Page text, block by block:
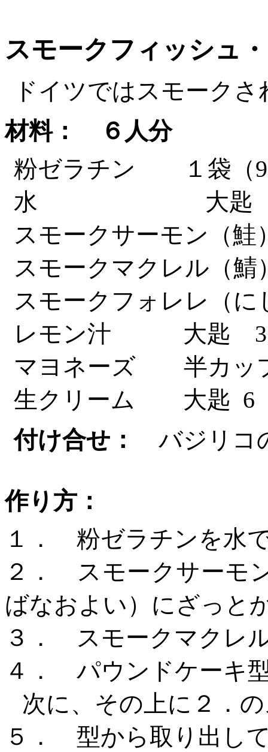
スモークフィッシュ
ドイツではスモーク
材料： ６人分
粉ゼラチン １袋（
水 大
スモークサーモン
スモークマクレル
スモークフォレレ
レモン汁 大匙 3
マヨネーズ 半カッ
生クリーム 大匙 6
付け合せ： バジリ
作り方：
１． 粉ゼラチンを水
２． スモークサーモ
ばなおよい）にざっと
３． スモークマクレ
４． パウンドケーキ
次に、その上に２．
５． 型から取り出し